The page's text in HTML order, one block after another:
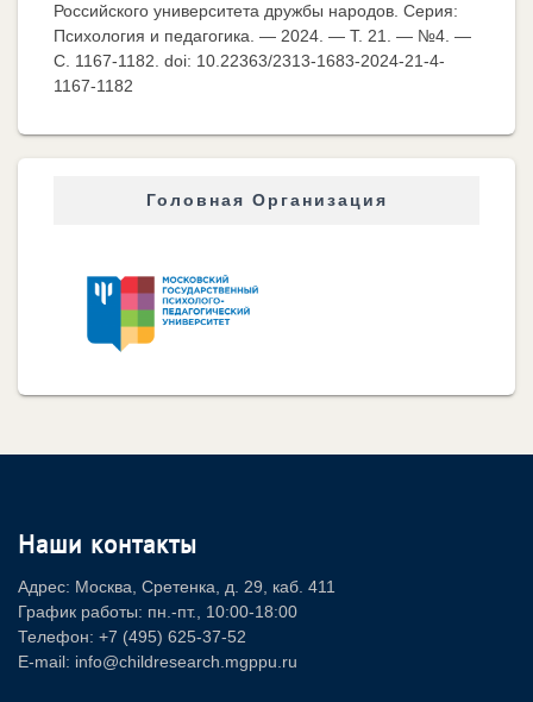
Российского университета дружбы народов. Серия:
Психология и педагогика. — 2024. — Т. 21. — №4. —
C. 1167-1182. doi: 10.22363/2313-1683-2024-21-4-
1167-1182
Головная Организация
Наши контакты
Адрес: Москва, Сретенка, д. 29, каб. 411
График работы: пн.-пт., 10:00-18:00
Телефон: +7 (495) 625-37-52
E-mail: info@childresearch.mgppu.ru